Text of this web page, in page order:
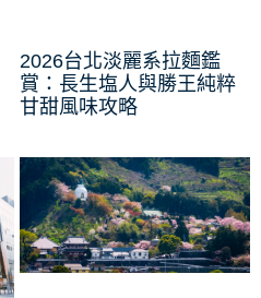
2026台北淡麗系拉麵鑑
賞：長生塩人與勝王純粹
甘甜風味攻略